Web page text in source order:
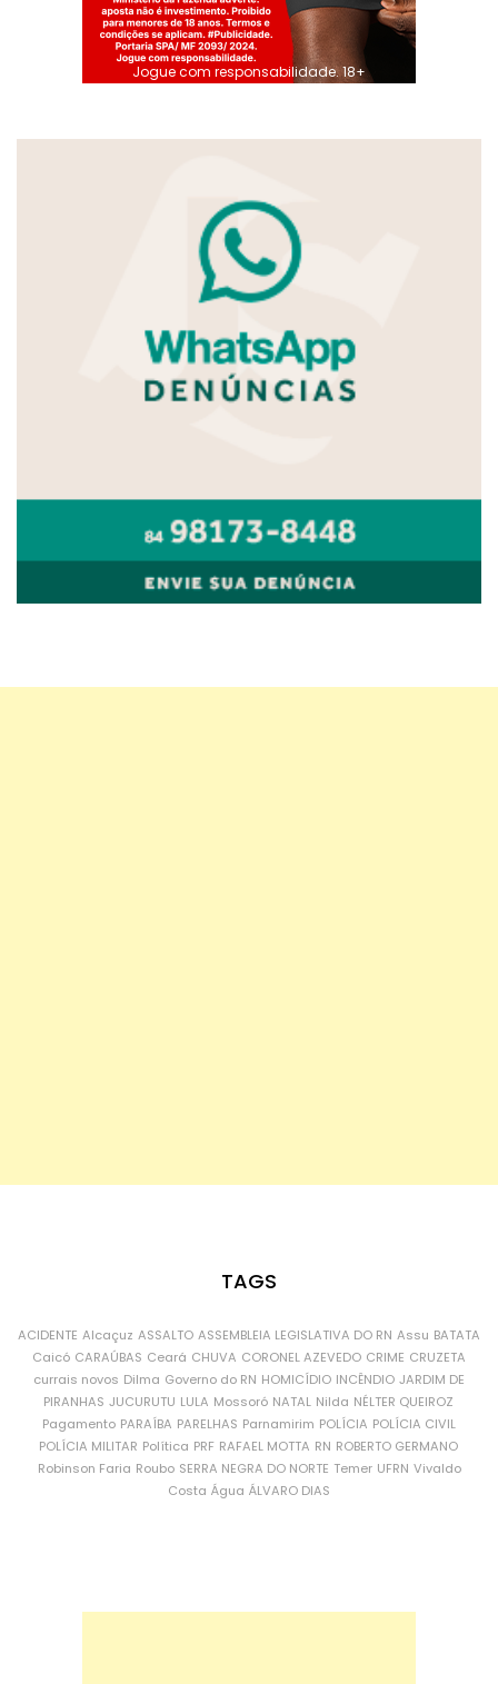
Jogue com responsabilidade. 18+
TAGS
ACIDENTE Alcaçuz ASSALTO ASSEMBLEIA LEGISLATIVA DO RN Assu BATATA
Caicó CARAÚBAS Ceará CHUVA CORONEL AZEVEDO CRIME CRUZETA
currais novos Dilma Governo do RN HOMICÍDIO INCÊNDIO JARDIM DE
PIRANHAS JUCURUTU LULA Mossoró NATAL Nilda NÉLTER QUEIROZ
Pagamento PARAÍBA PARELHAS Parnamirim POLÍCIA POLÍCIA CIVIL
POLÍCIA MILITAR Política PRF RAFAEL MOTTA RN ROBERTO GERMANO
Robinson Faria Roubo SERRA NEGRA DO NORTE Temer UFRN Vivaldo
Costa Água ÁLVARO DIAS